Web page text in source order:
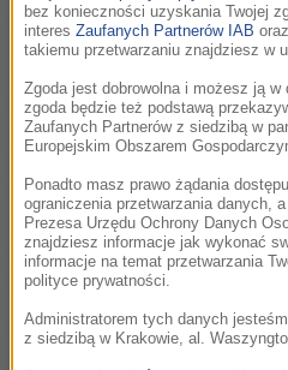
doniesienia na temat przemocy
Hammer miał stosować wobec
wówczas oskarżony o napaść na
fizyczne i psychiczne znęcanie
wyszły także niepokojące
korespondencji, w której dzielił
brutalnych gwałtów i
nie trafił. Latem zeszłego roku
dochodzenie z powodu braku
popełnienie przestępstwa.
Po upublicznieniu drastycznych
nadużyć Hammera, aktor stał
bez konieczności uzyskania Twojej
interes Zaufanych Partnerów IAB
takiemu przetwarzaniu znajdziesz w
Zgoda jest dobrowolna i możesz ją w
zgoda będzie też podstawą
Zaufanych Partnerów z siedzibą w
Europejskim Obszarem
Ponadto masz prawo żądania
ograniczenia przetwarzania danych,
Prezesa Urzędu Ochrony Danych
znajdziesz informacje jak wykonać
informacje na temat przetwarzania
polityce prywatności.
Administratorem tych danych
z siedzibą w Krakowie, al.